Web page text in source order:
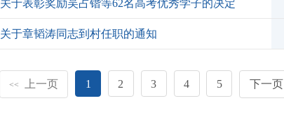
关于表彰奖励吴占锴等62名高考优秀学子的决定
关于章韬涛同志到村任职的通知
<< 上一页 1 2 3 4 5 下一页